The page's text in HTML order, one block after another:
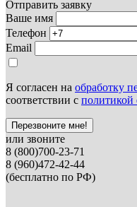
Отправить заявку
Ваше имя
Телефон
Email
Я согласен на обработку
соответствии с политикой
Перезвоните мне!
или звоните
8 (800)700-23-71
8 (960)472-42-44
(бесплатно по РФ)